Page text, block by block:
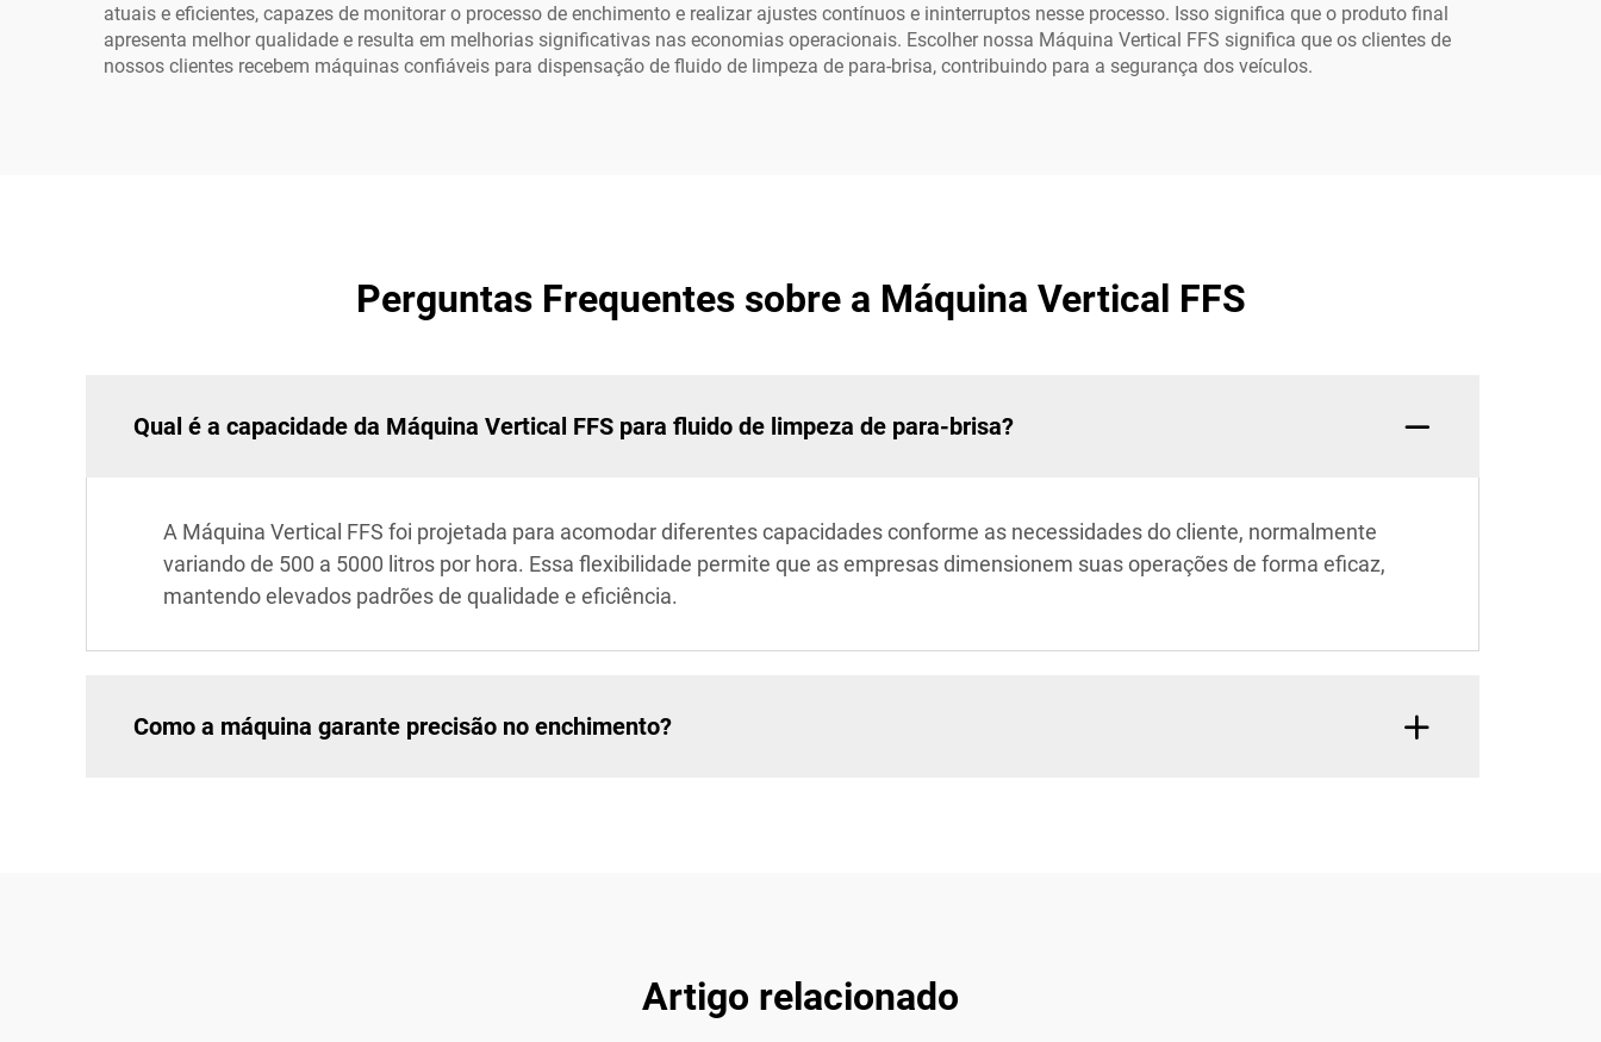
atuais e eficientes, capazes de monitorar o processo de enchimento e realizar ajustes contínuos e ininterruptos nesse processo. Isso significa que o produto final
apresenta melhor qualidade e resulta em melhorias significativas nas economias operacionais. Escolher nossa Máquina Vertical FFS significa que os clientes de
nossos clientes recebem máquinas confiáveis para dispensação de fluido de limpeza de para-brisa, contribuindo para a segurança dos veículos.
Perguntas Frequentes sobre a Máquina Vertical FFS
Qual é a capacidade da Máquina Vertical FFS para fluido de limpeza de para-brisa?
A Máquina Vertical FFS foi projetada para acomodar diferentes capacidades conforme as necessidades do cliente, normalmente
variando de 500 a 5000 litros por hora. Essa flexibilidade permite que as empresas dimensionem suas operações de forma eficaz,
mantendo elevados padrões de qualidade e eficiência.
Como a máquina garante precisão no enchimento?
Artigo relacionado